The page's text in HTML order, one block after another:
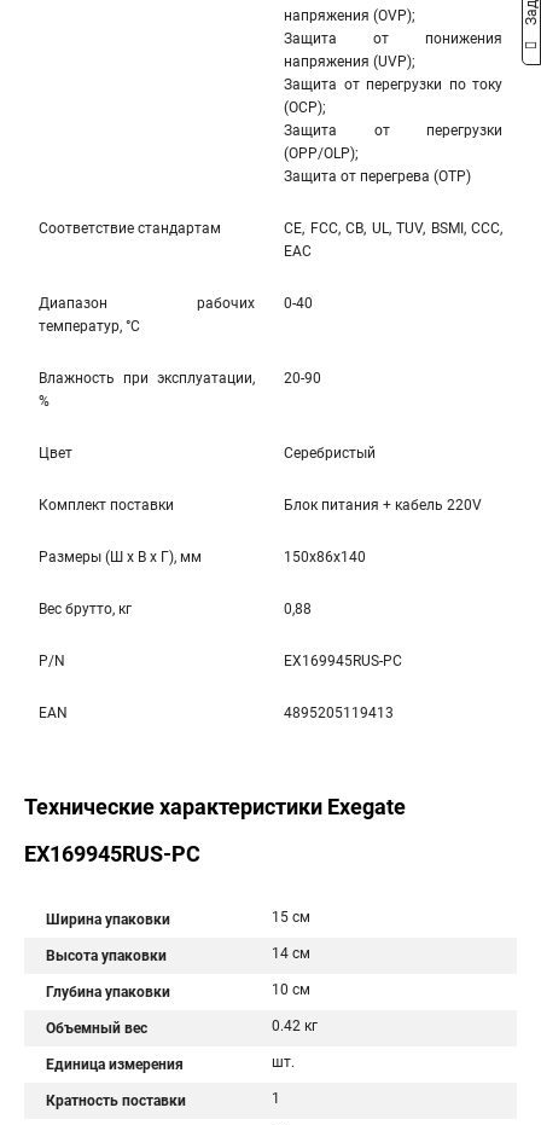
напряжения (OVP);
Защита от понижения
напряжения (UVP);
Защита от перегрузки по току
(OCP);
Защита от перегрузки
(OPP/OLP);
Защита от перегрева (OTP)
Соответствие стандартам
CE, FCC, CB, UL, TUV, BSMI, CCC,
EAC
Диапазон рабочих
температур, °С
0-40
Влажность при эксплуатации,
%
20-90
Цвет Серебристый
Комплект поставки Блок питания + кабель 220V
Размеры (Ш x В x Г), мм 150x86x140
Вес брутто, кг 0,88
P/N EX169945RUS-PC
EAN 4895205119413
Технические характеристики Exegate
EX169945RUS-PC
Ширина упаковки 15 см
Высота упаковки 14 см
Глубина упаковки 10 см
Объемный вес 0.42 кг
Единица измерения шт.
Кратность поставки 1